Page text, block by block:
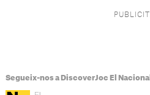
Segueix-nos a DiscoverJoc El Nacional